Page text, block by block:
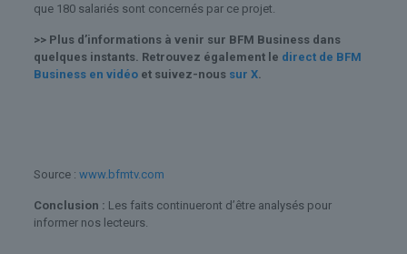
que 180 salariés sont concernés par ce projet.
>> Plus d’informations à venir sur BFM Business dans
quelques instants. Retrouvez également le direct de BFM
Business en vidéoet suivez-nous sur X.
Source : www.bfmtv.com
Conclusion : Les faits continueront d’être analysés pour
informer nos lecteurs.